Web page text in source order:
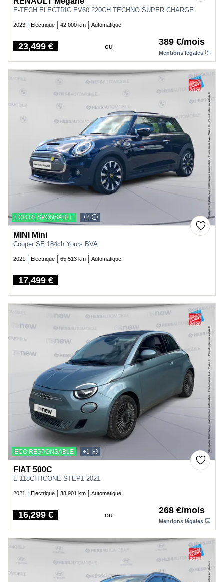
E-TECH ELECTRIC EV60 220CH TECHNO SUPER CHARGE
2023 Electrique 42,000 km Automatique
Price
23,499 € ou 389 €/mois
Mentions légales
ECO RESPONSABLE +2
MINI Mini
Cooper SE 184ch Yours BVA
2021 Electrique 65,513 km Automatique
Price
17,499 €
ECO RESPONSABLE +1
FIAT 500C
E 118CH ICONE STEP1 2021
2021 Electrique 38,901 km Automatique
Price
16,299 € ou 268 €/mois
Mentions légales